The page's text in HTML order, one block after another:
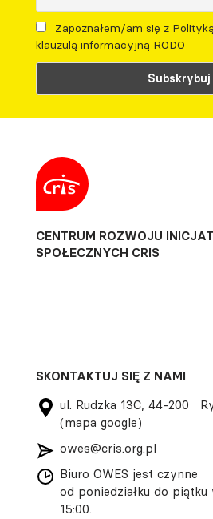
Zapoznałem/am się z
klauzulą informacyjną RODO
CENTRUM ROZWOJU
SPOŁECZNYCH CRIS
SKONTAKTUJ SIĘ Z NAMI
ul. Rudzka 13C, 44-200
(mapa google)
owes@cris.org.pl
Biuro OWES jest czynne
od poniedziałku do
15:00.